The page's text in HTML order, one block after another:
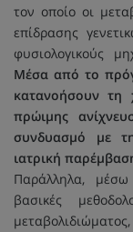
τον οποίο οι
επίδρασης
φυσιολογικούς
Μέσα από το
κατανοήσουν τη
πρώιμης
συνδυασμό με
ιατρική
Παράλληλα,
βασικές